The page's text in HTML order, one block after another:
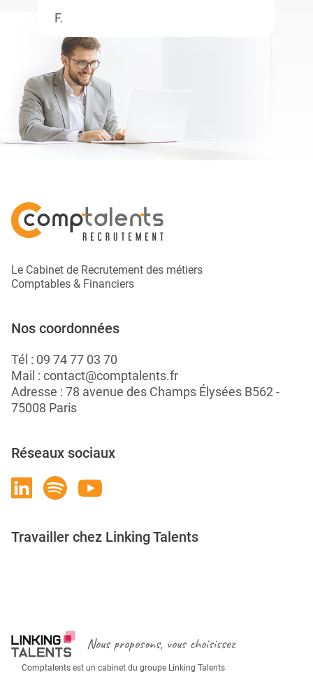
F.
Le Cabinet de Recrutement des métiers
Comptables & Financiers
Nos coordonnées
Tél : 09 74 77 03 70
Mail : contact@comptalents.fr
Adresse : 78 avenue des Champs Élysées B562 -
75008 Paris
Réseaux sociaux
Travailler chez Linking Talents
Nous proposons, vous choisissez
Comptalents est un cabinet du groupe Linking Talents